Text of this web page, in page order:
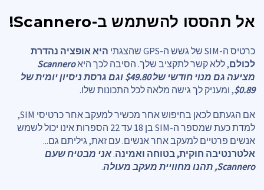
אל תהססו להשתמש ב-Scannero!
כרטיס ה-SIM של גשש ה-GPS שהצגתי
היא אופציה נהדרת
לכולם, ללא קשר לתקציב שלך. הסיבה לכך היאScannero
מציעה גם מנוי חודשי של $49.80 וגם גרסת ניסיון יומית של
$0.89, ומעניק לך גישה מלאה לכל התכונות שלו.
אם הגעתם לכאן בחיפוש אחר מכשיר למעקב אחר כרטיסי SIM,
למדת כעת שמספר ה-SIM בן 18 עד 22 הספרות אינו יכול לשמש
אנשים פרטיים למעקב אחר אנשים. עם זאת, גיליתם גם...
אלטרנטיבה חוקית, בטוחה ואמינה.אני מבטיח שעם
Scannero, תהנו מחוויית מעקב מעולה
.